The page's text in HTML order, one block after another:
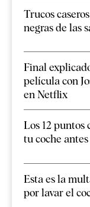
Trucos
negras de las
Final
película con
en Netflix
Los 12 puntos
tu coche
Esta es la
por lavar el